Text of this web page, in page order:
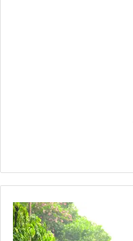
Jindal
Steel